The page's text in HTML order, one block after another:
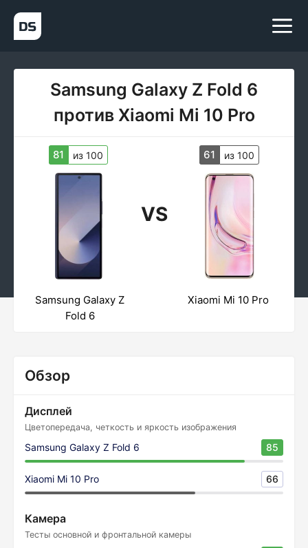
Samsung Galaxy Z Fold 6
против Xiaomi Mi 10 Pro
81 из 100
VS
61 из 100
Samsung Galaxy Z
Fold 6
Xiaomi Mi 10 Pro
Обзор
Дисплей
Цветопередача, четкость и яркость изображения
Samsung Galaxy Z Fold 6 85
Xiaomi Mi 10 Pro 66
Камера
Тесты основной и фронтальной камеры